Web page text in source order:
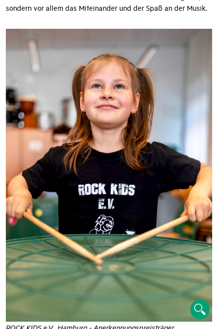
werden junge Menschen ermutigt, ihre musikalischen Talente zu
sondern vor allem das Miteinander und der Spaß an der Musik.